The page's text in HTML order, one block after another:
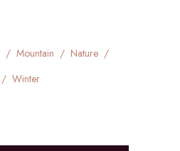
Mountain
Nature
Winter